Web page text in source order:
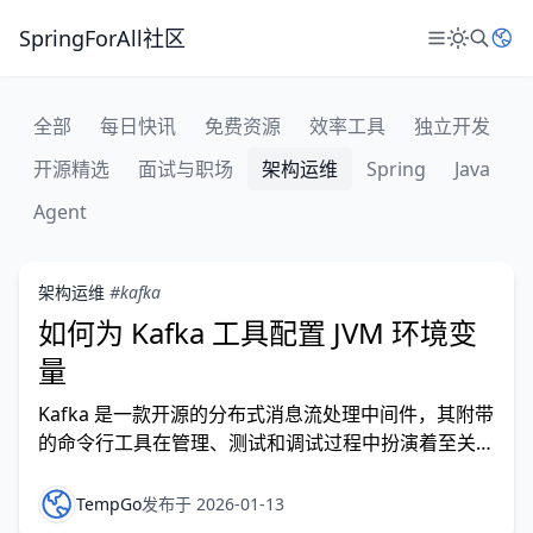
SpringForAll社区
全部 每日快讯 免费资源 效率工具
独立开发
开源精选
面试与职场 架构运维 Spring
Java
Agent
架构运维 #kafka
如何为 Kafka 工具配置 JVM 环境变
量
Kafka 是一款开源的分布式消息流处理中间件，其附带
的命令行工具在管理、测试和调试过程中扮演着至关重
脚本，因此我们常常需要调整 JVM（Java 虚拟机）的
TempGo发布于 2026-01-13